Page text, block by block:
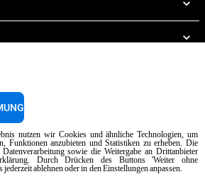
Umkehrosmose
Alle Rechte vorbehalten. Reg. Imp. Padova n °
372835 - Kap. Soc. 5.000.000 € iv - P.IVA / CF
WEEE Reg. No. IT08020000000377
nutzen wir Cookies und ähnliche Technologien, um
Funktionen anzubieten und Statistiken zu erheben. Die
sowie die Weitergabe an Drittanbieter
Durch Drücken des Buttons 'Weiter ohne
ablehnen oder in den Einstellungen anpassen.